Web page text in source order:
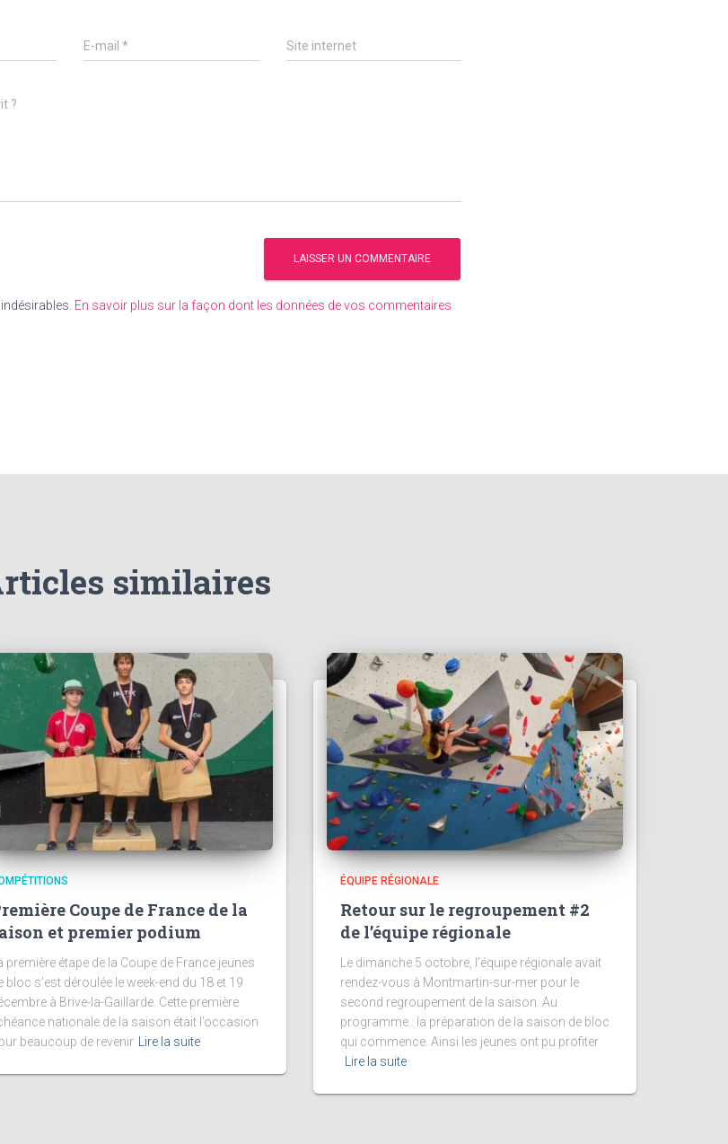
E-mail* Site internet
?
En savoir plus sur la façon dont les données de vos commentaires
similaires
Coupe de France de la
et premier podium
première étape de la Coupe de France jeunes
bloc s’est déroulée le week-end du 18 et 19
à Brive-la-Gaillarde. Cette première
nationale de la saison était l’occasion
beaucoup de revenir Lire la suite
ÉQUIPE RÉGIONALE
Retour sur le regroupement #2
de l’équipe régionale
Le dimanche 5 octobre, l’équipe régionale avait
rendez-vous à Montmartin-sur-mer pour le
second regroupement de la saison. Au
programme : la préparation de la saison de bloc
qui commence. Ainsi les jeunes ont pu profiter
Lire la suite